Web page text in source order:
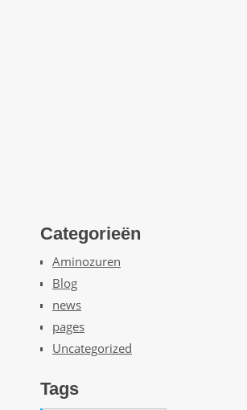
Categorieën
Aminozuren
Blog
news
pages
Uncategorized
Tags